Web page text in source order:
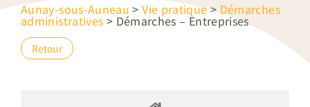
Aunay-sous-Auneau >Vie pratique>Démarches
administratives > Démarches – Entreprises
Retour